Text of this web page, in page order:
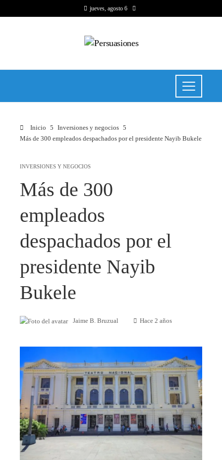
jueves, agosto 6
Inicio
Inversiones y negocios
Más de 300 empleados despachados por el presidente Nayib Bukele
INVERSIONES Y NEGOCIOS
Más de 300
empleados
despachados por el
presidente Nayib
Bukele
Jaime B. Bruzual Hace 2 años